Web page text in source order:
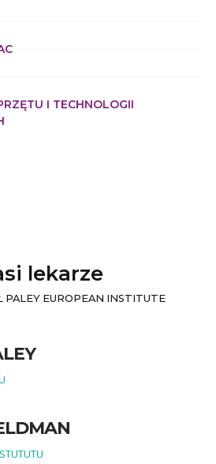
I TECHNOLOGII
lekarze
PALEY EUROPEAN INSTITUTE